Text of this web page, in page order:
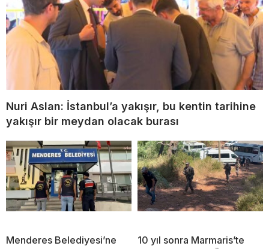
Nuri Aslan: İstanbul’a yakışır, bu kentin tarihine
yakışır bir meydan olacak burası
Menderes Belediyesi’ne
10 yıl sonra Marmaris’te